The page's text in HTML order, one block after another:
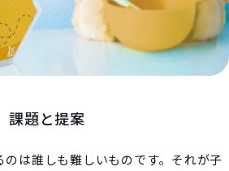
課題と提案
は誰しも難しいものです。それが子